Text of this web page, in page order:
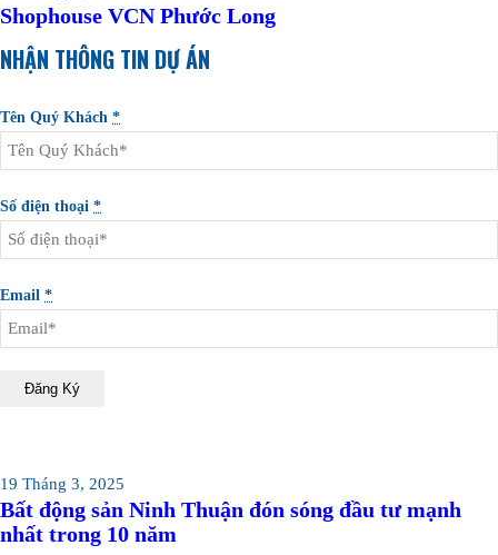
Shophouse VCN Phước Long
NHẬN THÔNG TIN DỰ ÁN
Tên Quý Khách *
Số điện thoại *
Email *
19 Tháng 3, 2025
Bất động sản Ninh Thuận đón sóng đầu tư mạnh
nhất trong 10 năm